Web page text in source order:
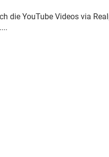
die YouTube Videos via
....